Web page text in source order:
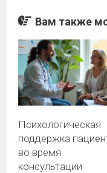
Вам также
Психологическая
поддержка
во время
консультации